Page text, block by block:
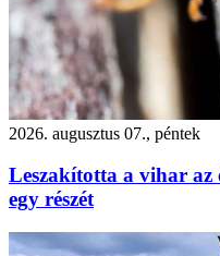
2026. augusztus 07., péntek
Leszakította a vihar az
egy részét